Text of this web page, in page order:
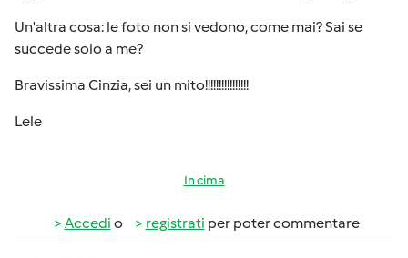
Un'altra cosa: le foto non si vedono, come mai? Sai se
succede solo a me?
Bravissima Cinzia, sei un mito!!!!!!!!!!!!!!!!
Lele
In cima
Accedi o registrati per poter commentare